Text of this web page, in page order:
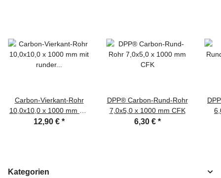
Carbon-Vierkant-Rohr
10,0x10,0 x 1000 mm mit
runder Bohrung CFK
12,90 € *
DPP® Carbon-Rund-Rohr
7,0x5,0 x 1000 mm CFK
6,30 € *
Kategorien